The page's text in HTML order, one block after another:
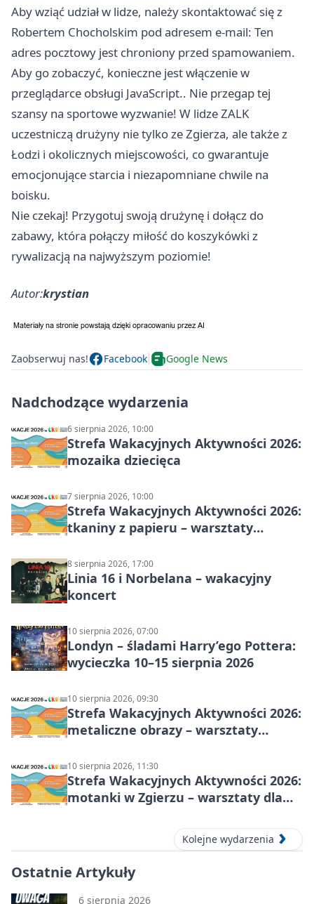
Aby wziąć udział w lidze, należy skontaktować się z
Robertem Chocholskim pod adresem e-mail: Ten
adres pocztowy jest chroniony przed spamowaniem.
Aby go zobaczyć, konieczne jest włączenie w
przeglądarce obsługi JavaScript.. Nie przegap tej
szansy na sportowe wyzwanie! W lidze ZALK
uczestniczą drużyny nie tylko ze Zgierza, ale także z
Łodzi i okolicznych miejscowości, co gwarantuje
emocjonujące starcia i niezapomniane chwile na
boisku.
Nie czekaj! Przygotuj swoją drużynę i dołącz do
zabawy, która połączy miłość do koszykówki z
rywalizacją na najwyższym poziomie!
Autor:krystian
Zaobserwuj nas! Facebook Google News
Nadchodzące wydarzenia
6 sierpnia 2026, 10:00
Strefa Wakacyjnych Aktywności 2026:
mozaika dziecięca
7 sierpnia 2026, 10:00
Strefa Wakacyjnych Aktywności 2026:
tkaniny z papieru – warsztaty
8 sierpnia 2026, 17:00
Linia 16 i Norbelana – wakacyjny
koncert
10 sierpnia 2026, 07:00
Londyn – śladami Harry’ego Pottera:
wycieczka 10–15 sierpnia 2026
10 sierpnia 2026, 09:30
Strefa Wakacyjnych Aktywności 2026:
metaliczne obrazy – warsztaty
10 sierpnia 2026, 11:30
Strefa Wakacyjnych Aktywności 2026:
motanki w Zgierzu – warsztaty dla
Kolejne wydarzenia
Ostatnie Artykuły
6 sierpnia 2026